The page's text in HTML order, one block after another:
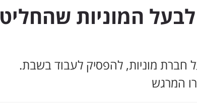
המוניות שהחליט
מוניות, להפסיק לעבוד בשבת.
המרגש